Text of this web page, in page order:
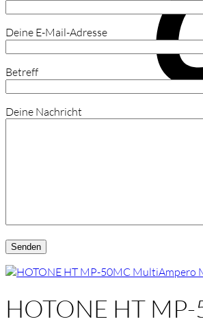
Deine E-Mail-Adresse
Betreff
Deine Nachricht
HOTONE HT